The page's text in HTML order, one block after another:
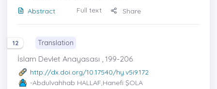
Abstract
Full text Share
12 Translation
İslam Devlet Anayasası , 199-206
http://dx.doi.org/10.17540/hy.v5i9.172
-Abdulvahhab HALLAF,Hanefi ŞOLA